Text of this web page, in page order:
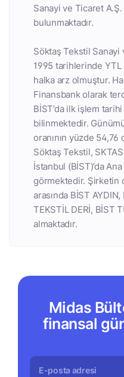
Sanayi ve Ticaret
bulunmaktadır.
Söktaş Tekstil
1995 tarihlerinde
halka arz olmuştur.
Finansbank olarak
BİST’da ilk işlem
bilinmektedir.
oranının yüzde
Söktaş Tekstil,
İstanbul (BİST)’da
görmektedir. Şirketin
arasında BİST
TEKSTİL DERİ, BİST
almaktadır.
Midas
finansal